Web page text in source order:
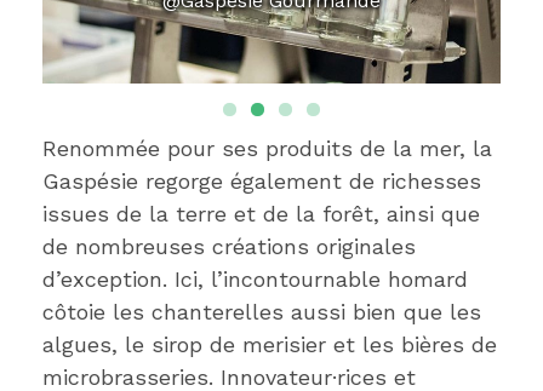
Renommée pour ses produits de la mer, la
Gaspésie regorge également de richesses
issues de la terre et de la forêt, ainsi que
de nombreuses créations originales
d’exception. Ici, l’incontournable homard
côtoie les chanterelles aussi bien que les
algues, le sirop de merisier et les bières de
microbrasseries. Innovateur·rices et